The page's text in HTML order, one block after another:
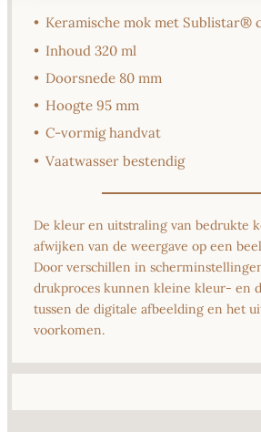
• Keramische mok met Sublistar®
• Inhoud 320 ml
• Doorsnede 80 mm
• Hoogte 95 mm
• C-vormig handvat
• Vaatwasser bestendig
De kleur en uitstraling van bedrukte
afwijken van de weergave op een
Door verschillen in
drukproces kunnen kleine kleur- en
tussen de digitale afbeelding en het
voorkomen.